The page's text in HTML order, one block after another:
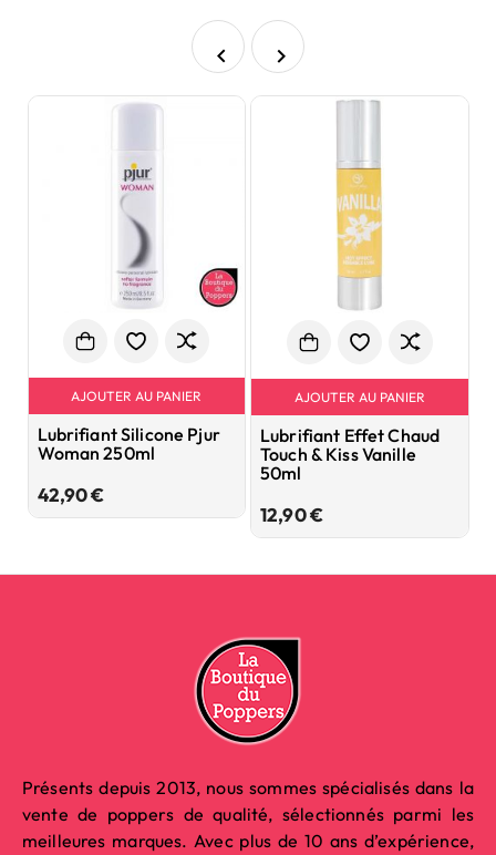
 
AJOUTER AU PANIER
Lubrifiant Silicone Pjur
Woman 250ml
42,90 €Prix
AJOUTER AU PANIER
Lubrifiant Effet Chaud
Touch & Kiss Vanille
50ml
12,90 €Prix
Présents depuis 2013, nous sommes spécialisés dans la
vente de poppers de qualité, sélectionnés parmi les
meilleures marques. Avec plus de 10 ans d’expérience,